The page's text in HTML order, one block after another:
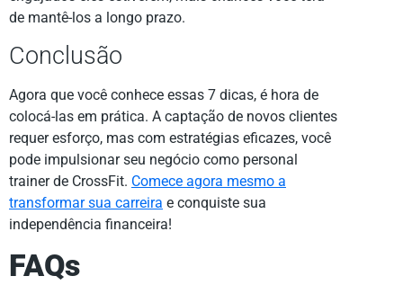
de mantê-los a longo prazo.
Conclusão
Agora que você conhece essas 7 dicas, é hora de
colocá-las em prática. A captação de novos clientes
requer esforço, mas com estratégias eficazes, você
pode impulsionar seu negócio como personal
trainer de CrossFit. Comece agora mesmo a
transformar sua carreira e conquiste sua
independência financeira!
FAQs